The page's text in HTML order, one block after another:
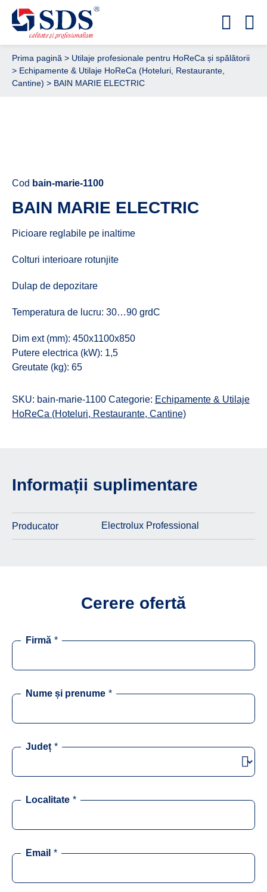
Prima pagină > Utilaje profesionale pentru HoReCa și spălătorii
> Echipamente & Utilaje HoReCa (Hoteluri, Restaurante,
Cantine) > BAIN MARIE ELECTRIC
Cod bain-marie-1100
BAIN MARIE ELECTRIC
Picioare reglabile pe inaltime
Colturi interioare rotunjite
Dulap de depozitare
Temperatura de lucru: 30…90 grdC
Dim ext (mm): 450x1100x850
Putere electrica (kW): 1,5
Greutate (kg): 65
SKU: bain-marie-1100 Categorie: Echipamente & Utilaje
HoReCa (Hoteluri, Restaurante, Cantine)
Informații suplimentare
Producator Electrolux Professional
Cerere ofertă
Firmă *
Nume și prenume *
Județ *
Localitate *
Email *